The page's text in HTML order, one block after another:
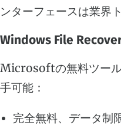
ンターフェースは業界
Windows File
Microsoftの無料ツー
手可能：
完全無料、データ制